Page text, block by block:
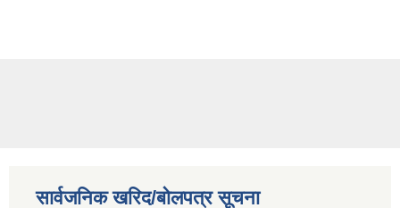
सार्वजनिक खरिद/बोलपत्र सूचना